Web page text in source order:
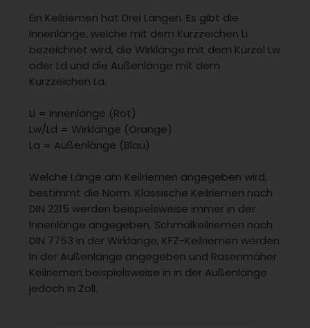
Ein Keilriemen hat Drei Längen. Es gibt die
Innenlänge, welche mit dem Kurzzeichen Li
bezeichnet wird, die Wirklänge mit dem Kürzel Lw
oder Ld und die Außenlänge mit dem
Kurzzeichen La.
Li = Innenlänge (Rot)
Lw/Ld = Wirklänge (Orange)
La = Außenlänge (Blau)
Welche Länge am Keilriemen angegeben wird,
bestimmt die Norm. Klassische Keilriemen nach
DIN 2215 werden beispielsweise immer in der
Innenlänge angegeben, Schmalkeilriemen nach
DIN 7753 in der Wirklänge, KFZ-Keilriemen werden
in der Außenlänge angegeben und Rasenmäher
Keilriemen beispielsweise in in der Außenlänge
jedoch in Zoll.